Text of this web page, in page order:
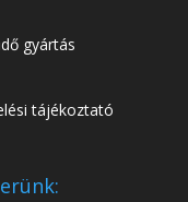
gyártás
tájékoztató